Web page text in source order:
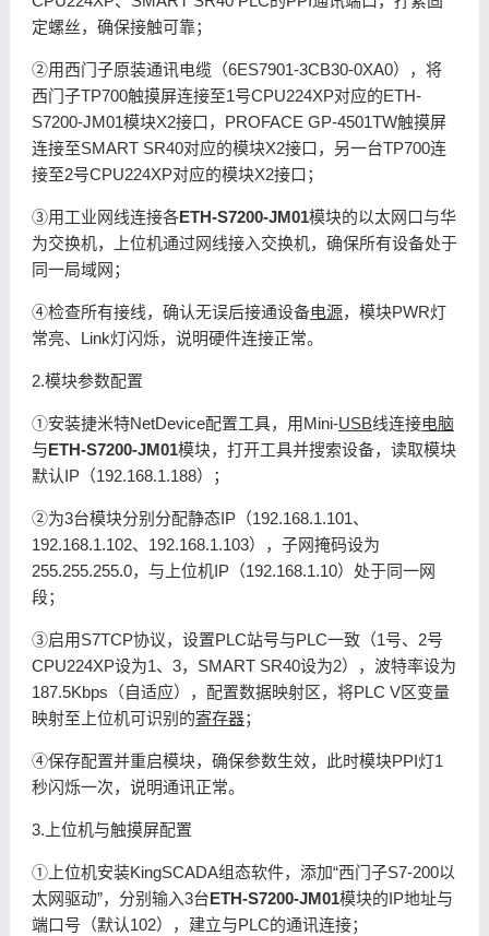
定螺丝，确保接触可靠；
②用西门子原装通讯电缆（6ES7901-3CB30-0XA0），将
西门子TP700触摸屏连接至1号CPU224XP对应的ETH-
S7200-JM01模块X2接口，PROFACE GP-4501TW触摸屏
连接至SMART SR40对应的模块X2接口，另一台TP700连
接至2号CPU224XP对应的模块X2接口；
③用工业网线连接各ETH-S7200-JM01模块的以太网口与华
为交换机，上位机通过网线接入交换机，确保所有设备处于
同一局域网；
④检查所有接线，确认无误后接通设备电源，模块PWR灯
常亮、Link灯闪烁，说明硬件连接正常。
2.模块参数配置
①安装捷米特NetDevice配置工具，用Mini-USB线连接电脑
与ETH-S7200-JM01模块，打开工具并搜索设备，读取模块
默认IP（192.168.1.188）；
②为3台模块分别分配静态IP（192.168.1.101、
192.168.1.102、192.168.1.103），子网掩码设为
255.255.255.0，与上位机IP（192.168.1.10）处于同一网
段；
③启用S7TCP协议，设置PLC站号与PLC一致（1号、2号
CPU224XP设为1、3，SMART SR40设为2），波特率设为
187.5Kbps（自适应），配置数据映射区，将PLC V区变量
映射至上位机可识别的寄存器；
④保存配置并重启模块，确保参数生效，此时模块PPI灯1
秒闪烁一次，说明通讯正常。
3.上位机与触摸屏配置
①上位机安装KingSCADA组态软件，添加“西门子S7-200以
太网驱动”，分别输入3台ETH-S7200-JM01模块的IP地址与
端口号（默认102），建立与PLC的通讯连接；